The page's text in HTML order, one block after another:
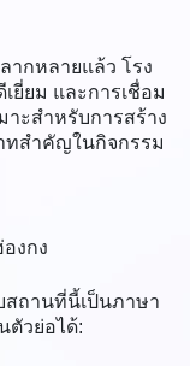
ากหลายแล้ว โรง
ยี่ยม และการเชื่อม
าะสำหรับการสร้าง
ทสำคัญในกิจกรรม
งกง
สถานที่นี้เป็นภาษา
ตัวย่อได้: